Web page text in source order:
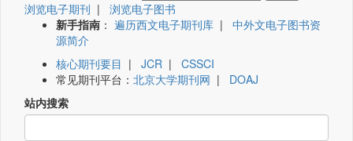
浏览电子期刊 | 浏览电子图书
新手指南 ： 遍历西文电子期刊库 | 中外文电子图书资
源简介
核心期刊要目 | JCR | CSSCI
常见期刊平台： 北京大学期刊网 | DOAJ
站内搜索